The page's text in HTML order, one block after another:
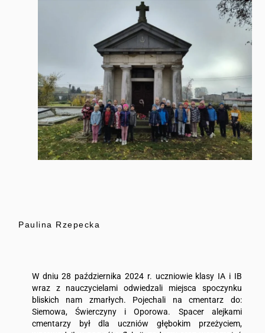
Paulina Rzepecka
W dniu 28 października 2024 r. uczniowie klasy IA i IB
wraz z nauczycielami odwiedzali miejsca spoczynku
bliskich nam zmarłych. Pojechali na cmentarz do:
Siemowa, Świerczyny i Oporowa. Spacer alejkami
cmentarzy był dla uczniów głębokim przeżyciem,